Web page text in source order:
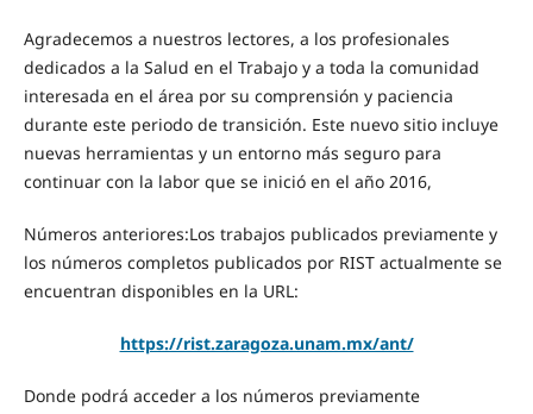
Agradecemos a nuestros lectores, a los profesionales
dedicados a la Salud en el Trabajo y a toda la comunidad
interesada en el área por su comprensión y paciencia
durante este periodo de transición. Este nuevo sitio incluye
nuevas herramientas y un entorno más seguro para
continuar con la labor que se inició en el año 2016,
Números anteriores:Los trabajos publicados previamente y
los números completos publicados por RIST actualmente se
encuentran disponibles en la URL:
https://rist.zaragoza.unam.mx/ant/
Donde podrá acceder a los números previamente